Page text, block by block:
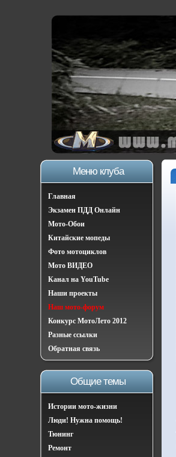
Меню клуба
Главная
Экзамен ПДД Онлайн
Мото-Обои
Китайские мопеды
Фото мотоциклов
Мото ВИДЕО
Канал на YouTube
Наши проекты
Наш мото-форум
Конкурс МотоЛето 2012
Разные ссылки
Обратная связь
Общие темы
Истории мото-жизни
Люди! Нужна помощь!
Тюнинг
Ремонт